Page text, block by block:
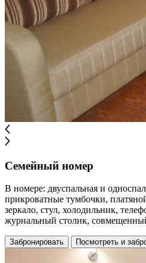
Семейный номер
В номере: двуспальная и
прикроватные тумбочки,
зеркало, стул, холодильник,
журнальный столик,
Забронировать Посмотреть и